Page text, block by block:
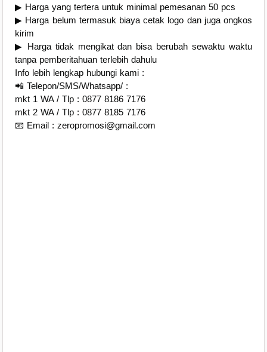
▶ Harga yang tertera untuk minimal pemesanan 50 pcs
▶ Harga belum termasuk biaya cetak logo dan juga ongkos
kirim
▶ Harga tidak mengikat dan bisa berubah sewaktu waktu
tanpa pemberitahuan terlebih dahulu
Info lebih lengkap hubungi kami :
📲 Telepon/SMS/Whatsapp/ :
mkt 1 WA / Tlp : 0877 8186 7176
mkt 2 WA / Tlp : 0877 8185 7176
📧 Email : zeropromosi@gmail.com